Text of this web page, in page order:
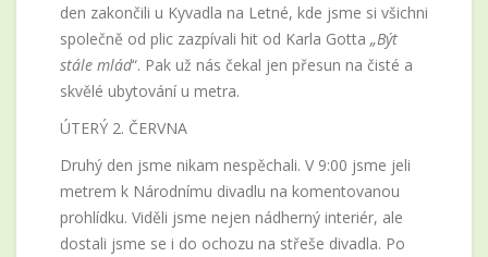
den zakončili u Kyvadla na Letné, kde jsme si všichni
společně od plic zazpívali hit od Karla Gotta „Být
stále mlád“. Pak už nás čekal jen přesun na čisté a
skvělé ubytování u metra.
ÚTERÝ 2. ČERVNA
Druhý den jsme nikam nespěchali. V 9:00 jsme jeli
metrem k Národnímu divadlu na komentovanou
prohlídku. Viděli jsme nejen nádherný interiér, ale
dostali jsme se i do ochozu na střeše divadla. Po